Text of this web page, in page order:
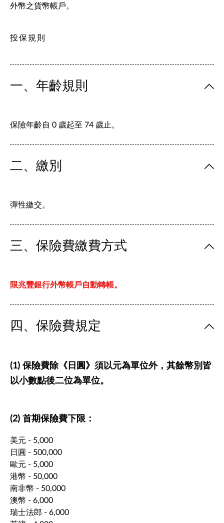
外幣之貨幣帳戶。
投保規則
一、年齡規則
保險年齡自 0 歲起至 74 歲止。
二、繳別
彈性繳交。
三、保險費繳費方式
限兆豐銀行外幣帳戶自動轉帳。
四、保險費規定
(1) 保險費除《日圓》須以元為單位外，其餘幣別皆
以小數點後二位為單位。
(2) 首期保險費下限：
美元 - 5,000
日圓 - 500,000
歐元 - 5,000
港幣 - 50,000
南非幣 - 50,000
澳幣 - 6,000
瑞士法郎 - 6,000